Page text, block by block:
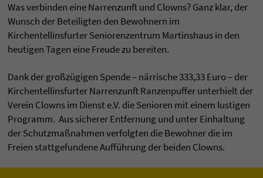
Was verbinden eine Narrenzunft und Clowns? Ganz klar, der
Wunsch der Beteiligten den Bewohnern im
Kirchentellinsfurter Seniorenzentrum Martinshaus in den
heutigen Tagen eine Freude zu bereiten.
Dank der großzügigen Spende – närrische 333,33 Euro – der
Kirchentellinsfurter Narrenzunft Ranzenpuffer unterhielt der
Verein Clowns im Dienst e.V. die Senioren mit einem lustigen
Programm. Aus sicherer Entfernung und unter Einhaltung
der Schutzmaßnahmen verfolgten die Bewohner die im
Freien stattgefundene Aufführung der beiden Clowns.